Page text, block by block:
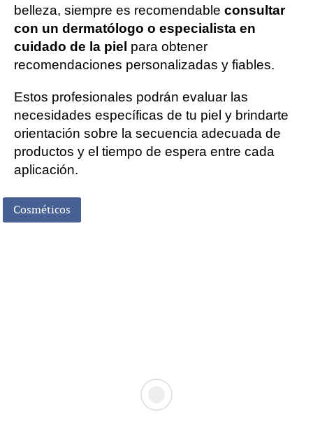
belleza, siempre es recomendable consultar
con un dermatólogo o especialista en
cuidado de la piel para obtener
recomendaciones personalizadas y fiables.
Estos profesionales podrán evaluar las
necesidades específicas de tu piel y brindarte
orientación sobre la secuencia adecuada de
productos y el tiempo de espera entre cada
aplicación.
Cosméticos